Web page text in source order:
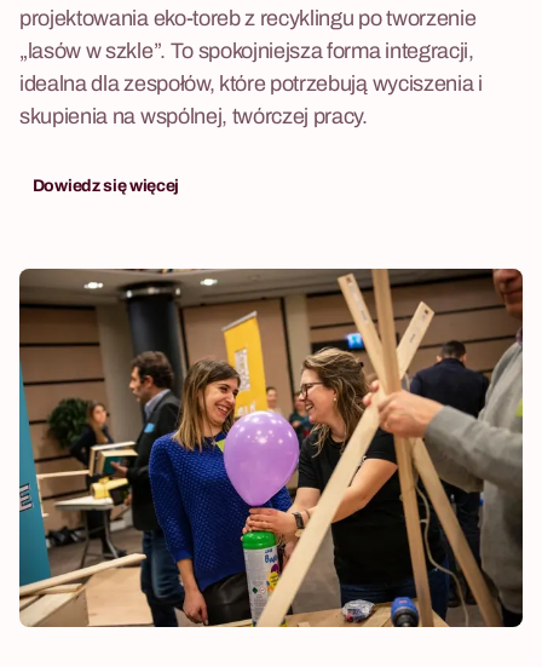
projektowania eko-toreb z recyklingu po tworzenie
„lasów w szkle”. To spokojniejsza forma integracji,
idealna dla zespołów, które potrzebują wyciszenia i
skupienia na wspólnej, twórczej pracy.
Dowiedz się więcej